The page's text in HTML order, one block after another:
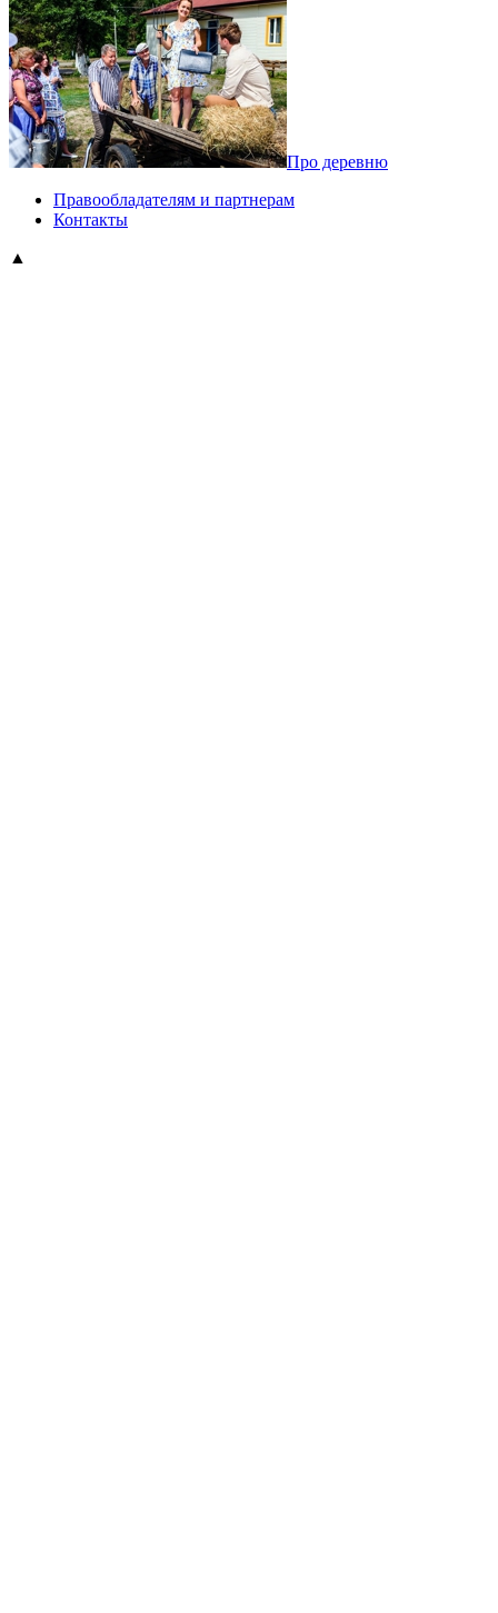
Про деревню
Правообладателям и партнерам
Контакты
▲